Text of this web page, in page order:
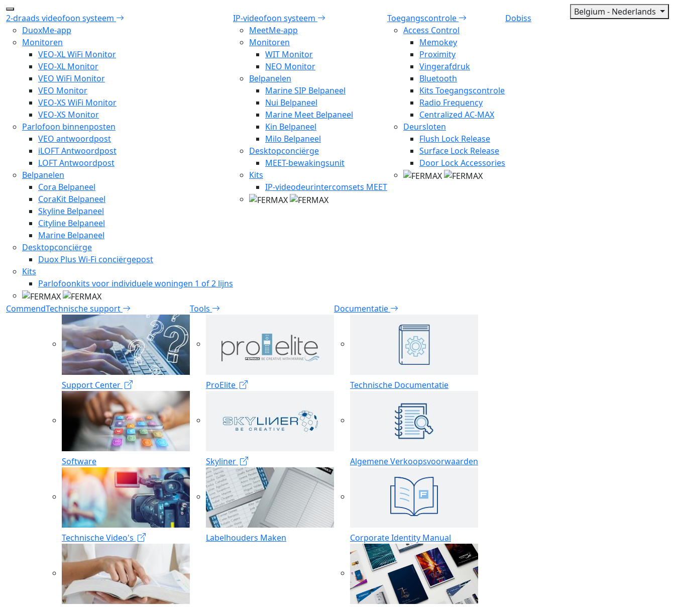
Belgium - Nederlands
2-draads videofoon systeem
DuoxMe-app
Monitoren
VEO-XL WiFi Monitor
VEO-XL Monitor
VEO WiFi Monitor
VEO Monitor
VEO-XS WiFi Monitor
VEO-XS Monitor
Parlofoon binnenposten
VEO antwoordpost
iLOFT Antwoordpost
LOFT Antwoordpost
Belpanelen
Cora Belpaneel
CoraKit Belpaneel
Skyline Belpaneel
Cityline Belpaneel
Marine Belpaneel
Desktopconciërge
Duox Plus Wi-Fi conciërgepost
Kits
Parlofoonkits voor individuele woningen 1 of 2 lijns
IP-videofoon systeem
MeetMe-app
Monitoren
WIT Monitor
NEO Monitor
Belpanelen
Marine SIP Belpaneel
Nui Belpaneel
Marine Meet Belpaneel
Kin Belpaneel
Milo Belpaneel
Desktopconciërge
MEET-bewakingsunit
Kits
IP-videodeurintercomsets MEET
Toegangscontrole
Access Control
Memokey
Proximity
Vingerafdruk
Bluetooth
Kits Toegangscontrole
Radio Frequency
Centralized AC-MAX
Deursloten
Flush Lock Release
Surface Lock Release
Door Lock Accessories
Dobiss
CommendTechnische support
Support Center
Software
Technische Video's
Tools
ProElite
Skyliner
Labelhouders Maken
Documentatie
Technische Documentatie
Algemene Verkoopsvoorwaarden
Corporate Identity Manual